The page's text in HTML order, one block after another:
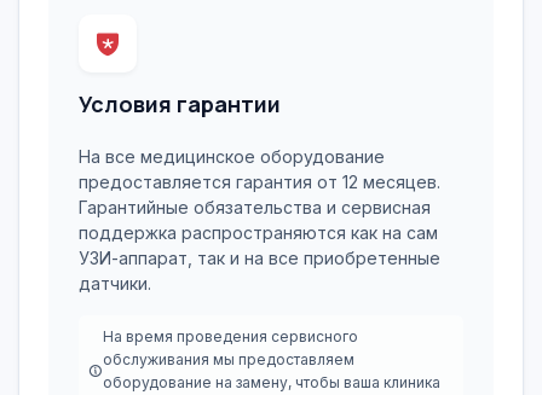
Условия гарантии
На все медицинское оборудование
предоставляется гарантия от 12 месяцев.
Гарантийные обязательства и сервисная
поддержка распространяются как на сам
УЗИ-аппарат, так и на все приобретенные
датчики.
На время проведения сервисного
обслуживания мы предоставляем
оборудование на замену, чтобы ваша клиника